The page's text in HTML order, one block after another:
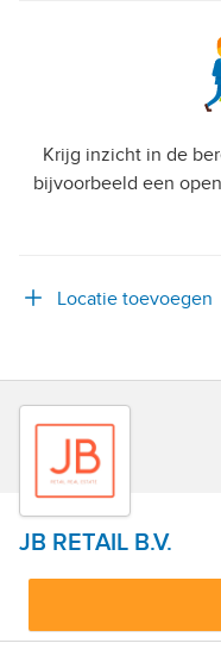
JB RETAIL B.V.
Krijg inzicht in de
bijvoorbeeld een
Locatie toevoegen